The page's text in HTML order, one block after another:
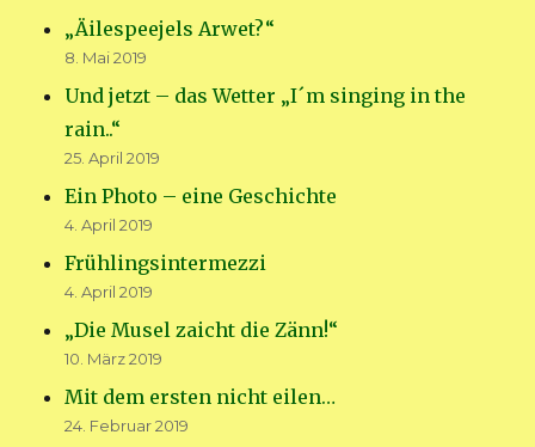
„Äilespeejels Arwet?“
8. Mai 2019
Und jetzt – das Wetter „I´m singing in the
rain..“
25. April 2019
Ein Photo – eine Geschichte
4. April 2019
Frühlingsintermezzi
4. April 2019
„Die Musel zaicht die Zänn!“
10. März 2019
Mit dem ersten nicht eilen…
24. Februar 2019